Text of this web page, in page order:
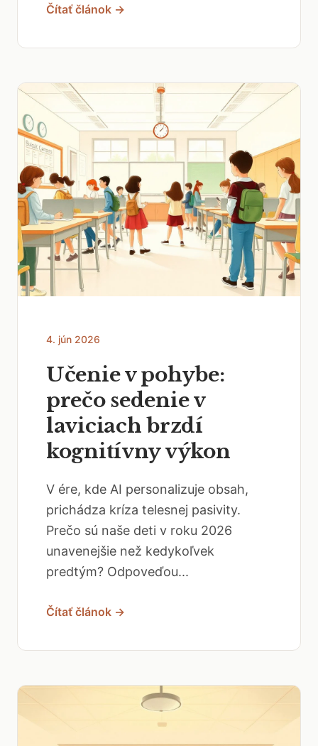
Čítať článok →
4. jún 2026
Učenie v pohybe:
prečo sedenie v
laviciach brzdí
kognitívny výkon
V ére, kde AI personalizuje obsah,
prichádza kríza telesnej pasivity.
Prečo sú naše deti v roku 2026
unavenejšie než kedykoľvek
predtým? Odpoveďou...
Čítať článok →